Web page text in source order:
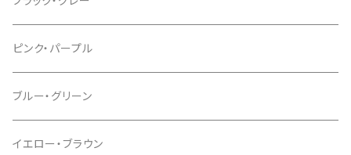
ピンク・パープル
ブルー・グリーン
イエロー・ブラウン